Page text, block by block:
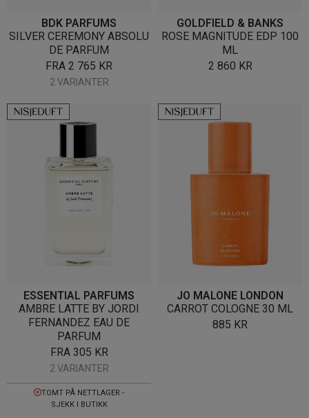
BDK PARFUMS
SILVER CEREMONY ABSOLU
DE PARFUM
FRA 2 765 KR
2 VARIANTER
GOLDFIELD & BANKS
ROSE MAGNITUDE EDP 100
ML
2 860 KR
ESSENTIAL PARFUMS
AMBRE LATTE BY JORDI
FERNANDEZ EAU DE
PARFUM
FRA 305 KR
2 VARIANTER
TOMT PÅ NETTLAGER -
SJEKK I BUTIKK
JO MALONE LONDON
CARROT COLOGNE 30 ML
885 KR